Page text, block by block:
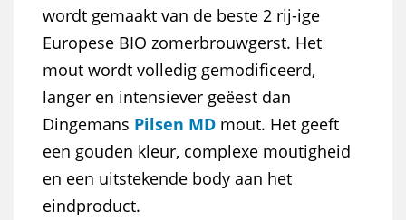
wordt gemaakt van de beste 2 rij-ige
Europese BIO zomerbrouwgerst. Het
mout wordt volledig gemodificeerd,
langer en intensiever geëest dan
Dingemans Pilsen MD mout. Het geeft
een gouden kleur, complexe moutigheid
en een uitstekende body aan het
eindproduct.